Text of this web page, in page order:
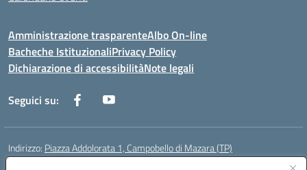
Amministrazione trasparenteAlbo On-line
Bacheche IstituzionaliPrivacy Policy
Dichiarazione di accessibilitàNote legali
Seguici su:
Indirizzo: Piazza Addolorata 1, Campobello di Mazara (TP)
Centralino: